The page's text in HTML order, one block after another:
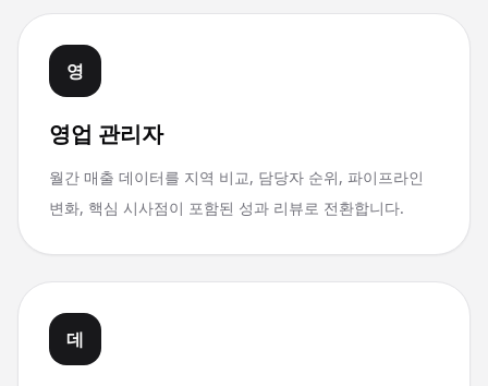
영
영업 관리자
월간 매출 데이터를 지역 비교, 담당자 순위, 파이프라인
변화, 핵심 시사점이 포함된 성과 리뷰로 전환합니다.
데